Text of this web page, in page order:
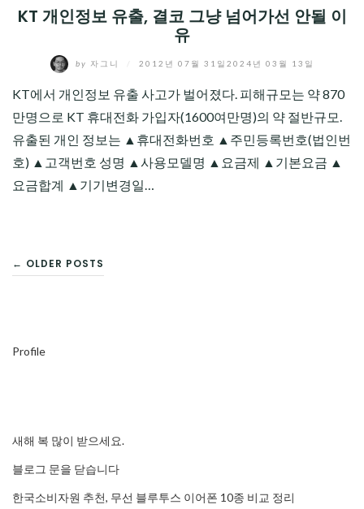
KT 개인정보 유출, 결코 그냥 넘어가선 안될 이
유
by 자그니 2012년 07월 31일 2024년 03월 13일
KT에서 개인정보 유출 사고가 벌어졌다. 피해규모는 약 870
만명으로 KT 휴대전화 가입자(1600여만명)의 약 절반규모.
유출된 개인 정보는 ▲휴대전화번호 ▲주민등록번호(법인번
호) ▲고객번호 성명 ▲사용모델명 ▲요금제 ▲기본요금 ▲
요금합계 ▲기기변경일…
글
← OLDER POSTS
Profile
새해 복 많이 받으세요.
블로그 문을 닫습니다
한국소비자원 추천, 무선 블루투스 이어폰 10종 비교 정리